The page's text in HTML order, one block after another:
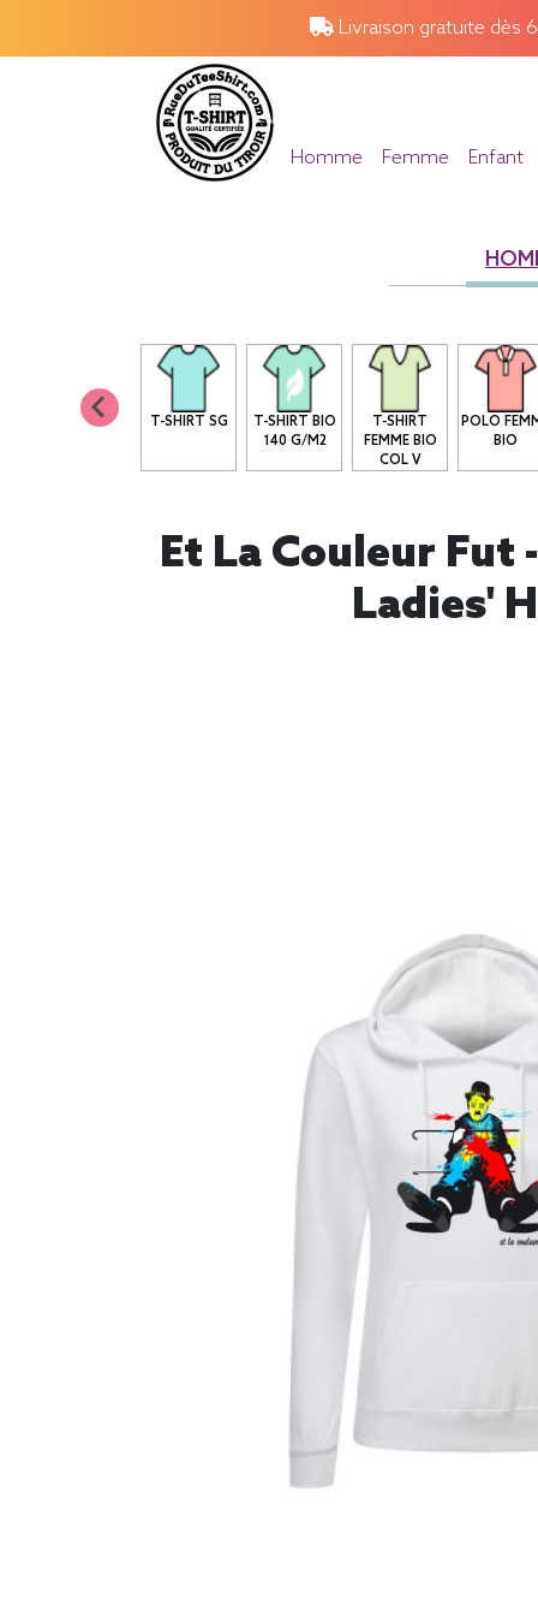
Livraison gratuite dès
Homme Femme Enfant
T-SHIRT SG
T-SHIRT BIO
140 G/M2
T-SHIRT
FEMME BIO
COL V
POLO
BIO
Et La Couleur Fut
Ladies'